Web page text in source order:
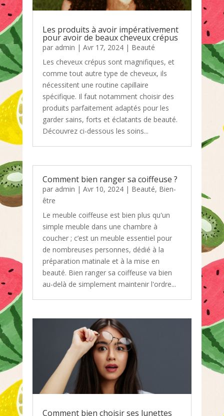
Les produits à avoir impérativement
pour avoir de beaux cheveux crépus
par admin | Avr 17, 2024| Beauté
Les cheveux crépus sont magnifiques, et
comme tout autre type de cheveux, ils
nécessitent une routine capillaire
spécifique. Il faut notamment choisir des
produits parfaitement adaptés pour les
garder sains, forts et éclatants de beauté.
Découvrez ci-dessous les soins...
Comment bien ranger sa coiffeuse ?
par admin | Avr 10, 2024| Beauté, Bien-
être
Le meuble coiffeuse est bien plus qu'un
simple meuble dans une chambre à
coucher ; c’est un meuble essentiel pour
de nombreuses personnes, dédié à la
préparation matinale et à la mise en
beauté. Bien ranger sa coiffeuse va bien
au-delà de simplement maintenir l'ordre...
Comment bien choisir ses lunettes